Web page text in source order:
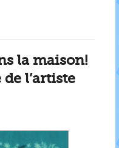
la maison!
l’artiste